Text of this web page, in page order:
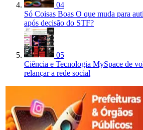
04
Só Coisas Boas O que muda para
após decisão do STF?
05
Ciência e Tecnologia MySpace de
relançar a rede social